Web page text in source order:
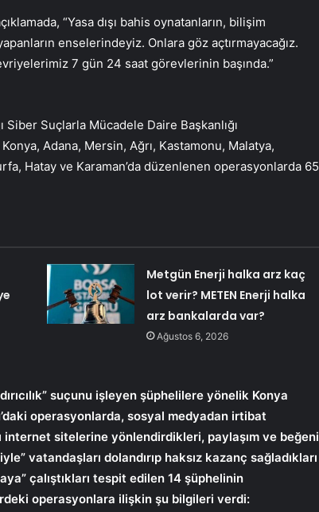
“Yasa dışı bahis oynatanların, bilişim
enselerindeyiz. Onlara göz açtırmayacağız.
7 gün 24 saat görevlerinin başında.”
Siber Suçlarla Mücadele Daire Başkanlığı
Adana, Mersin, Ağrı, Kastamonu, Malatya,
Hatay ve Karaman’da düzenlenen operasyonlarda 65
Metgün Enerji halka arz kaç
lot verir? METEN Enerji halka
arz bankalarda var?
Ağustos 6, 2026
suçunu işleyen şüphelilere yönelik Konya
operasyonlarda, sosyal medyadan irtibat
internet sitelerine yönlendirdikleri, paylaşım ve beğeni
vatandaşları dolandırıp haksız kazanç sağladıkları
çalıştıkları tespit edilen 14 şüphelinin
operasyonlara ilişkin şu bilgileri verdi: